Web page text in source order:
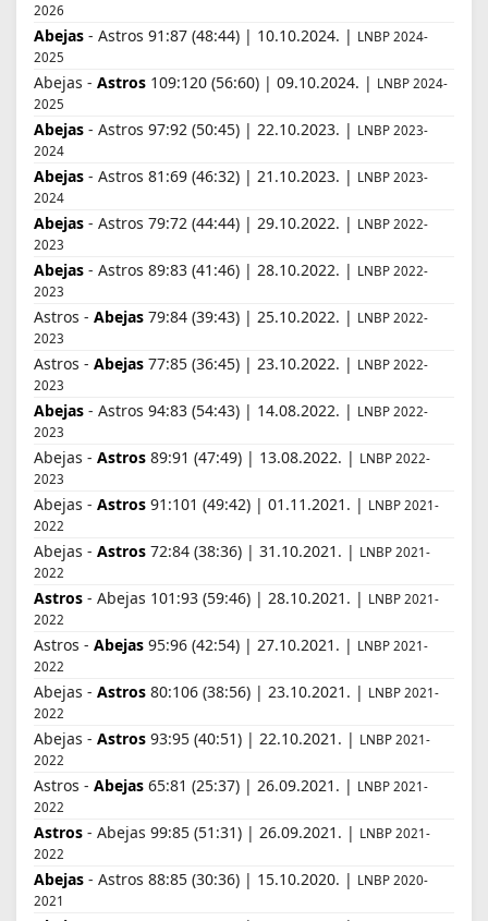
2026
Abejas - Astros 91:87 (48:44) | 10.10.2024. | LNBP 2024-
2025
Abejas - Astros 109:120 (56:60) | 09.10.2024. | LNBP 2024-
2025
Abejas - Astros 97:92 (50:45) | 22.10.2023. | LNBP 2023-
2024
Abejas - Astros 81:69 (46:32) | 21.10.2023. | LNBP 2023-
2024
Abejas - Astros 79:72 (44:44) | 29.10.2022. | LNBP 2022-
2023
Abejas - Astros 89:83 (41:46) | 28.10.2022. | LNBP 2022-
2023
Astros - Abejas 79:84 (39:43) | 25.10.2022. | LNBP 2022-
2023
Astros - Abejas 77:85 (36:45) | 23.10.2022. | LNBP 2022-
2023
Abejas - Astros 94:83 (54:43) | 14.08.2022. | LNBP 2022-
2023
Abejas - Astros 89:91 (47:49) | 13.08.2022. | LNBP 2022-
2023
Abejas - Astros 91:101 (49:42) | 01.11.2021. | LNBP 2021-
2022
Abejas - Astros 72:84 (38:36) | 31.10.2021. | LNBP 2021-
2022
Astros - Abejas 101:93 (59:46) | 28.10.2021. | LNBP 2021-
2022
Astros - Abejas 95:96 (42:54) | 27.10.2021. | LNBP 2021-
2022
Abejas - Astros 80:106 (38:56) | 23.10.2021. | LNBP 2021-
2022
Abejas - Astros 93:95 (40:51) | 22.10.2021. | LNBP 2021-
2022
Astros - Abejas 65:81 (25:37) | 26.09.2021. | LNBP 2021-
2022
Astros - Abejas 99:85 (51:31) | 26.09.2021. | LNBP 2021-
2022
Abejas - Astros 88:85 (30:36) | 15.10.2020. | LNBP 2020-
2021